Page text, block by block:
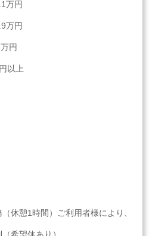
万円
万円
円
以上
休憩1時間）ご利用者様により、
希望休あり）